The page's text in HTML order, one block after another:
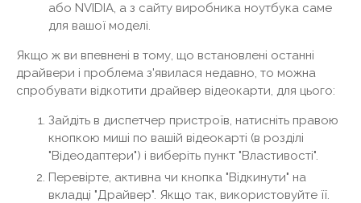
або NVIDIA, а з сайту виробника ноутбука саме
для вашої моделі.
Якщо ж ви впевнені в тому, що встановлені останні
драйвери і проблема з'явилася недавно, то можна
спробувати відкотити драйвер відеокарти, для цього:
Зайдіть в диспетчер пристроїв, натисніть правою
кнопкою миші по вашій відеокарті (в розділі
"Відеодаптери") і виберіть пункт "Властивості".
Перевірте, активна чи кнопка "Відкинути" на
вкладці "Драйвер". Якщо так, використовуйте її.